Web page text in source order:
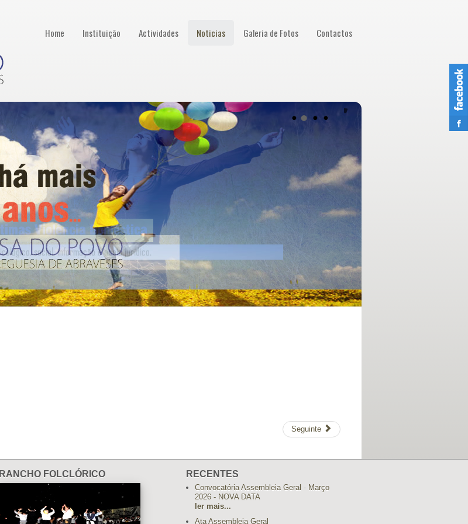
Home Instituição Actividades Noticias Galeria de Fotos Contactos
Seguinte
RANCHO FOLCLÓRICO RECENTES
Convocatória Assembleia Geral - Março
2026 - NOVA DATA
ler mais...
Ata Assembleia Geral